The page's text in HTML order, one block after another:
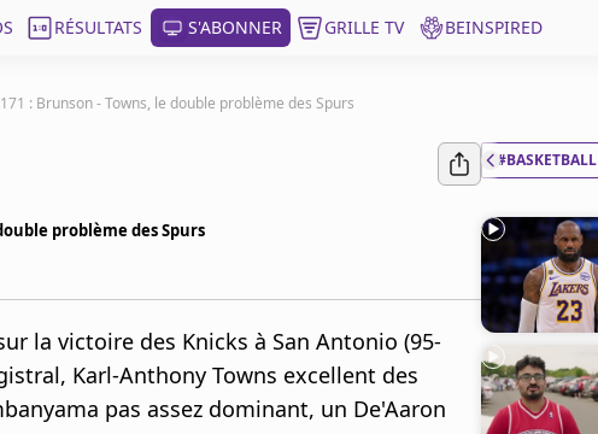
RÉSULTATS S'ABONNER GRILLE TV BEINSPIRED
: Brunson - Towns, le double problème des Spurs
problème des Spurs
la victoire des Knicks à San Antonio (95-
Karl-Anthony Towns excellent des
pas assez dominant, un De'Aaron
#BASKETBALL